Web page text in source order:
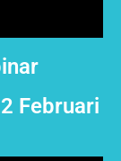
Februari